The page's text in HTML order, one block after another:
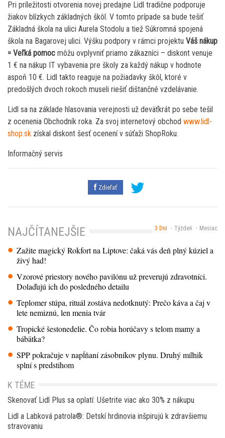
Pri príležitosti otvorenia novej predajne Lidl tradične podporuje
žiakov blízkych základných škôl. V tomto prípade sa bude tešiť
Základná škola na ulici Aurela Stodolu a tiež Súkromná spojená
škola na Bagarovej ulici. Výšku podpory v rámci projektu Váš nákup
= Veľká pomoc môžu ovplyvniť priamo zákazníci – diskont venuje
1 € na nákup IT vybavenia pre školy za každý nákup v hodnote
aspoň 10 €. Lidl takto reaguje na požiadavky škôl, ktoré v
predošlých dvoch rokoch museli riešiť dištančné vzdelávanie.
Lidl sa na základe hlasovania verejnosti už deväťkrát po sebe tešil
z ocenenia Obchodník roka. Za svoj internetový obchod www.lidl-
shop.sk získal diskont šesť ocenení v súťaži ShopRoku.
Informačný servis
Zdieľať
3 Dni Týždeň Mesiac
NAJČÍTANEJŠIE
Zažite magický Rokfort na Liptove: čaká vás deň plný kúziel a
živý had!
Vzorové priestory nového pavilónu už preverujú zdravotníci.
Dolaďujú ich do posledného detailu
Teplomer stúpa, rituál zostáva nedotknutý: Prečo káva a čaj v
lete nemiznú, len menia tvár
Tropické šestonedelie. Čo robia horúčavy s telom mamy a
bábätka?
SPP pokračuje v napĺňaní zásobníkov plynu. Druhý míľnik
splní s predstihom
K TÉME
Skenovať Lidl Plus sa oplatí: Ušetrite viac ako 30% z nákupu
Lidl a Labková patrola®: Detskí hrdinovia inšpirujú k zdravšiemu
stravovaniu